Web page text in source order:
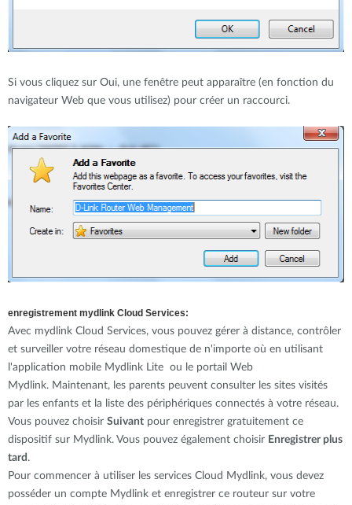
Si vous cliquez sur Oui, une fenêtre peut apparaître (en fonction du
navigateur Web que vous utilisez) pour créer un raccourci.
enregistrement mydlink Cloud Services:
Avec mydlink Cloud Services, vous pouvez gérer à distance, contrôler
et surveiller votre réseau domestique de n'importe où en utilisant
l'application mobile Mydlink Lite ou le portail Web
Mydlink. Maintenant, les parents peuvent consulter les sites visités
par les enfants et la liste des périphériques connectés à votre réseau.
Vous pouvez choisir Suivant pour enregistrer gratuitement ce
dispositif sur Mydlink. Vous pouvez également choisir Enregistrer plus
tard .
Pour commencer à utiliser les services Cloud Mydlink, vous devez
posséder un compte Mydlink et enregistrer ce routeur sur votre